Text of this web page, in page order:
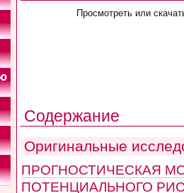
Просмотреть или
Содержание
Оригинальные
ПРОГНОСТИЧЕСКАЯ
ПОТЕНЦИАЛЬНОГО